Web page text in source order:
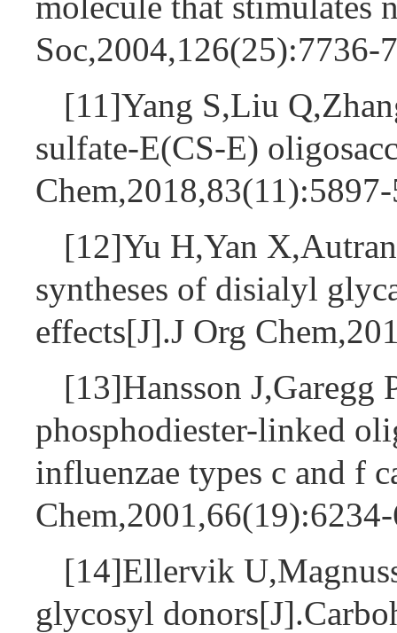
Soc,2004,126(25):7736-
[11]Yang S,Liu
sulfate-E(CS-E)
[12]Yu H,Yan
syntheses of disialyl
effects[J].J Org
[13]Hansson J,Garegg
phosphodiester-linked
influenzae types c and f
[14]Ellervik
glycosyl